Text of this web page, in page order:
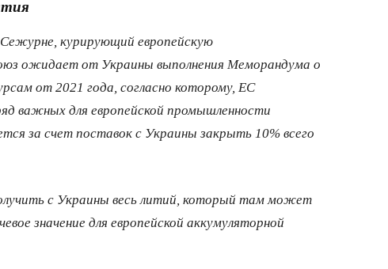
курирующий европейскую
ожидает от Украины выполнения Меморандума о
от 2021 года, согласно которому, ЕС
важных для европейской промышленности
за счет поставок с Украины закрыть 10% всего
с Украины весь литий, который там может
значение для европейской аккумуляторной